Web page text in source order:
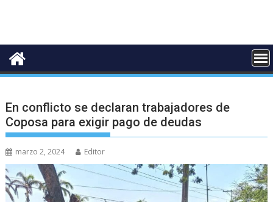
En conflicto se declaran trabajadores de
Coposa para exigir pago de deudas
marzo 2, 2024 Editor